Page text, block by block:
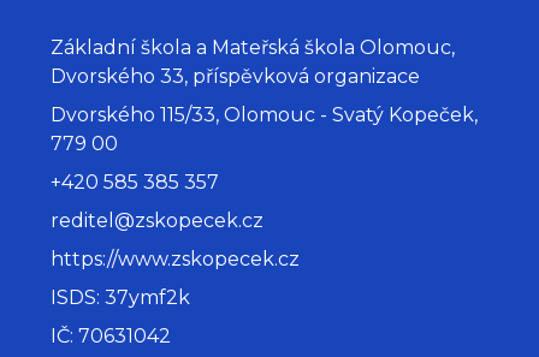
Základní škola a Mateřská škola Olomouc,
Dvorského 33, příspěvková organizace
Dvorského 115/33, Olomouc - Svatý Kopeček,
779 00
+420 585 385 357
reditel@zskopecek.cz
https://www.zskopecek.cz
ISDS: 37ymf2k
IČ: 70631042